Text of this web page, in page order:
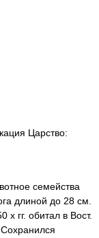
Царство:
семейства
длиной до 28 см.
гг. обитал в Вост.